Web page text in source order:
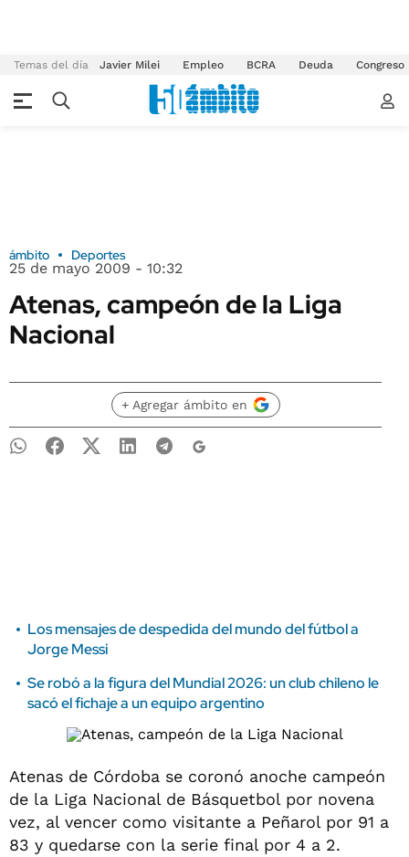
Temas del día Javier Milei Empleo BCRA Deuda Congreso
ámbito Deportes
25 de mayo 2009 - 10:32
Atenas, campeón de la Liga
Nacional
+ Agregar ámbito en
Los mensajes de despedida del mundo del fútbol a
Jorge Messi
Se robó a la figura del Mundial 2026: un club chileno le
sacó el fichaje a un equipo argentino
Atenas de Córdoba se coronó anoche campeón
de la Liga Nacional de Básquetbol por novena
vez, al vencer como visitante a Peñarol por 91 a
83 y quedarse con la serie final por 4 a 2.